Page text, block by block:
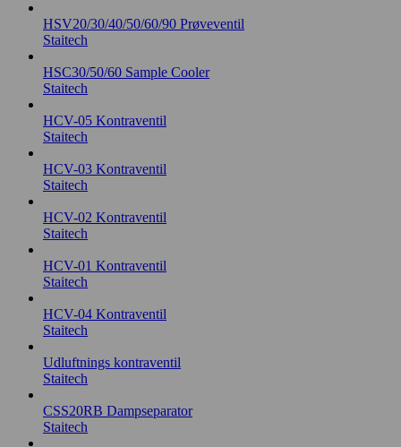
HSV20/30/40/50/60/90 Prøveventil
Staitech
HSC30/50/60 Sample Cooler
Staitech
HCV-05 Kontraventil
Staitech
HCV-03 Kontraventil
Staitech
HCV-02 Kontraventil
Staitech
HCV-01 Kontraventil
Staitech
HCV-04 Kontraventil
Staitech
Udluftnings kontraventil
Staitech
CSS20RB Dampseparator
Staitech